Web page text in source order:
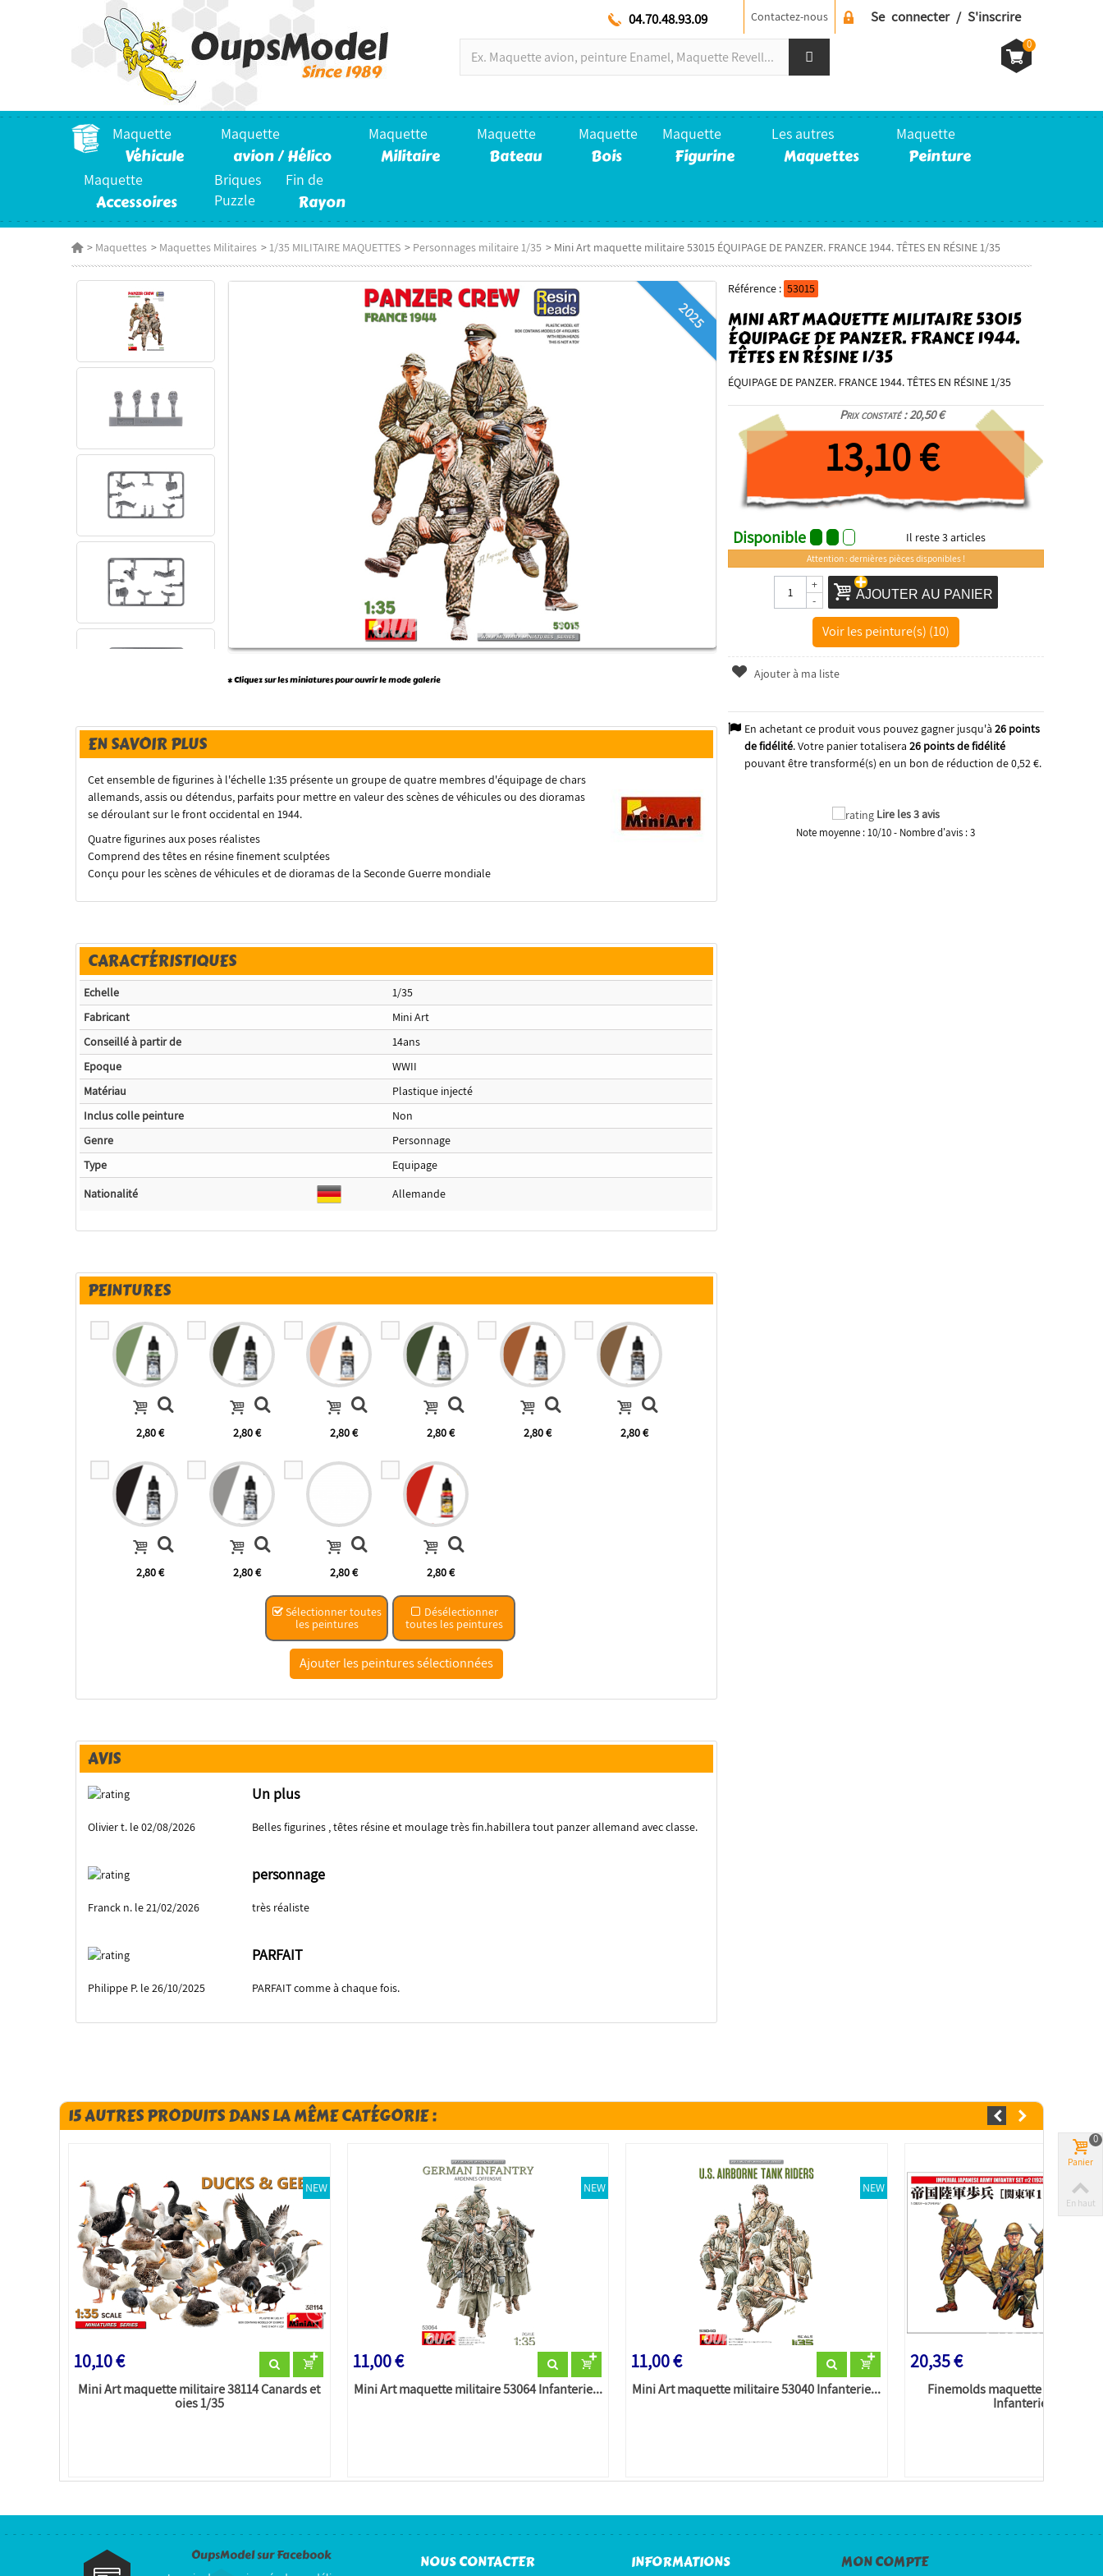
Se connecter / S'inscrire
Contactez-nous
04.70.48.93.09
0
Maquette
Véhicule
Maquette
avion / Hélico
Maquette
Militaire
Maquette
Bateau
Maquette
Bois
Maquette
Figurine
Les autres
Maquettes
Maquette
Peinture
Maquette
Accessoires
Briques
Puzzle
Fin de
Rayon
> Maquettes > Maquettes Militaires >1/35 MILITAIRE MAQUETTES > Personnages militaire 1/35 > Mini Art maquette militaire 53015 ÉQUIPAGE DE PANZER. FRANCE 1944. TÊTES EN RÉSINE 1/35
Référence : 53015
MINI ART MAQUETTE MILITAIRE 53015
ÉQUIPAGE DE PANZER. FRANCE 1944.
TÊTES EN RÉSINE 1/35
ÉQUIPAGE DE PANZER. FRANCE 1944. TÊTES EN RÉSINE 1/35
Prix constaté : 20,50 €
13,10 €
Disponible Il reste3articles
Attention : dernières pièces disponibles !
-
+
AJOUTER AU PANIER
Voir les peinture(s) (10)
Ajouter à ma liste
En achetant ce produit vous pouvez gagner jusqu'à 26points
de fidélité. Votre panier totalisera 26points de fidélité
pouvant être transformé(s) en un bon de réduction de0,52 €.
Lire les 3 avis
Note moyenne :10/10- Nombre d'avis :3
2025
* Cliquez sur les miniatures pour ouvrir le mode galerie
EN SAVOIR PLUS
Cet ensemble de figurines à l'échelle 1:35 présente un groupe de quatre membres d'équipage de chars
allemands, assis ou détendus, parfaits pour mettre en valeur des scènes de véhicules ou des dioramas
se déroulant sur le front occidental en 1944.
Quatre figurines aux poses réalistes
Comprend des têtes en résine finement sculptées
Conçu pour les scènes de véhicules et de dioramas de la Seconde Guerre mondiale
CARACTÉRISTIQUES
Echelle
1/35
Fabricant
Mini Art
Conseillé à partir de
14ans
Epoque
WWII
Matériau
Plastique injecté
Inclus colle peinture
Non
Genre
Personnage
Type
Equipage
Nationalité
Allemande
PEINTURES
2,80 € 2,80 € 2,80 € 2,80 € 2,80 € 2,80 €
2,80 € 2,80 € 2,80 € 2,80 €
Sélectionner toutes
les peintures
Désélectionner
toutes les peintures
AVIS
Un plus
Olivier t. le 02/08/2026 Belles figurines , têtes résine et moulage très fin.habillera tout panzer allemand avec classe.
personnage
Franck n. le 21/02/2026 très réaliste
PARFAIT
Philippe P. le 26/10/2025 PARFAIT comme à chaque fois.
15 AUTRES PRODUITS DANS LA MÊME CATÉGORIE :
NEW
10,10 €
Mini Art maquette militaire 38114 Canards et
oies 1/35
NEW
11,00 €
Mini Art maquette militaire 53064 Infanterie...
NEW
11,00 €
Mini Art maquette militaire 53040 Infanterie...
20,35 €
Finemolds maquette militaire
Infanterie Set...
OupsModel sur Facebook NOUS CONTACTER INFORMATIONS MON COMPTE
Panier
0
En haut